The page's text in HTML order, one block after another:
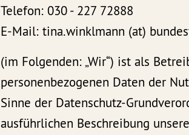
Telefon: 030 - 227 72888
E-Mail: tina.winklmann (at)
(im Folgenden: „Wir“) ist als
personenbezogenen Daten der
Sinne der Datenschutz-
ausführlichen Beschreibung